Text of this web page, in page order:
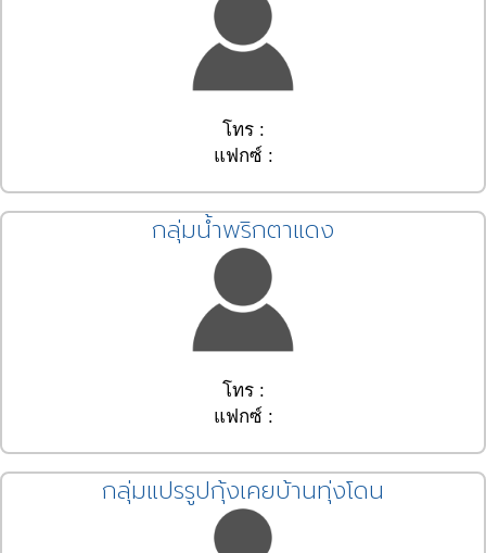
โทร :
แฟกซ์ :
กลุ่มน้ำพริกตาแดง
โทร :
แฟกซ์ :
กลุ่มแปรรูปกุ้งเคยบ้านทุ่งโดน